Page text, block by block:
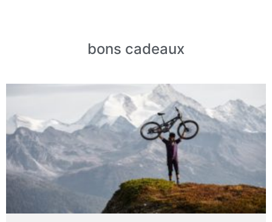
bons cadeaux